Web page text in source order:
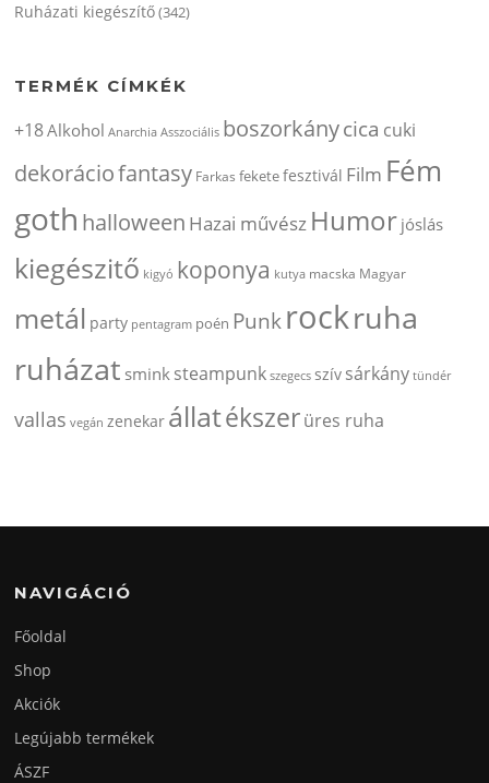
Ruházati kiegészítő(342)
TERMÉK CÍMKÉK
+18Alkohol Anarchia Asszociális boszorkánycica cuki
dekoráciofantasy Farkas feketefesztivál Film Fém
goth halloween Hazai művész Humor jóslás
kiegészitő kigyó koponya kutya macska Magyar
metál party pentagram poén Punkrockruha
ruházat smink steampunk szegecs szív sárkány tündér
vallas vegán zenekar állatékszerüres ruha
NAVIGÁCIÓ
Főoldal
Shop
Akciók
Legújabb termékek
ÁSZF